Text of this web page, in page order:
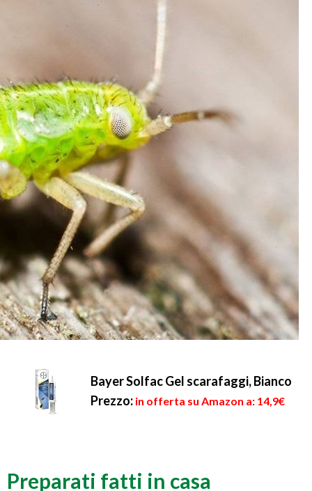
Bayer Solfac Gel scarafaggi, Bianco
Prezzo: in offerta su Amazon a: 14,9€
Preparati fatti in casa